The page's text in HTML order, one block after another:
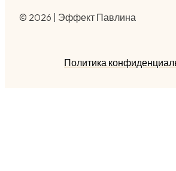
© 2026 | Эффект Павлина
Политика